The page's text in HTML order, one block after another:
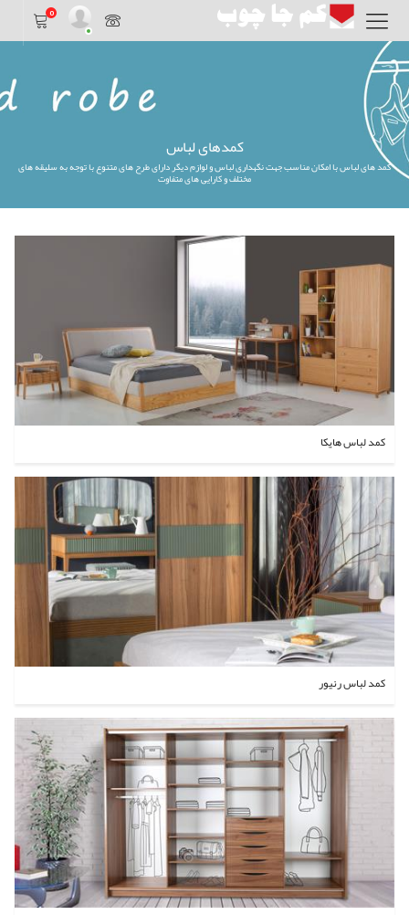
0
کمدهای لباس
کمد های لباس با امکان مناسب جهت نگهداری لباس و لوازم دیگر دارای طرح های متنوع با توجه به سلیقه های
مختلف و کارایی های متفاوت
کمد لباس هایکا
کمد لباس رنیور